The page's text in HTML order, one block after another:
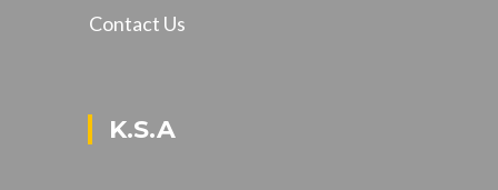
Contact Us
K.S.A